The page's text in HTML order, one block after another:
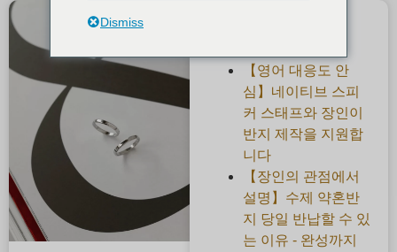
【영어 대응도 안
심】네이티브 스피
커 스태프와 장인이
반지 제작을 지원합
니다
【장인의 관점에서
설명】수제 약혼반
지 당일 반납할 수 있
는 이유 - 완성까지
Dismiss